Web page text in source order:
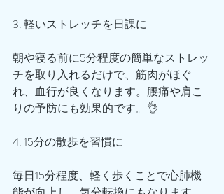
3. 軽いストレッチを日課に
朝や寝る前に5分程度の簡単なストレッ
チを取り入れるだけで、筋肉がほぐ
れ、血行が良くなります。腰痛や肩こ
りの予防にも効果的です。👌
4. 15分の散歩を習慣に
毎日15分程度、軽く歩くことで心肺機